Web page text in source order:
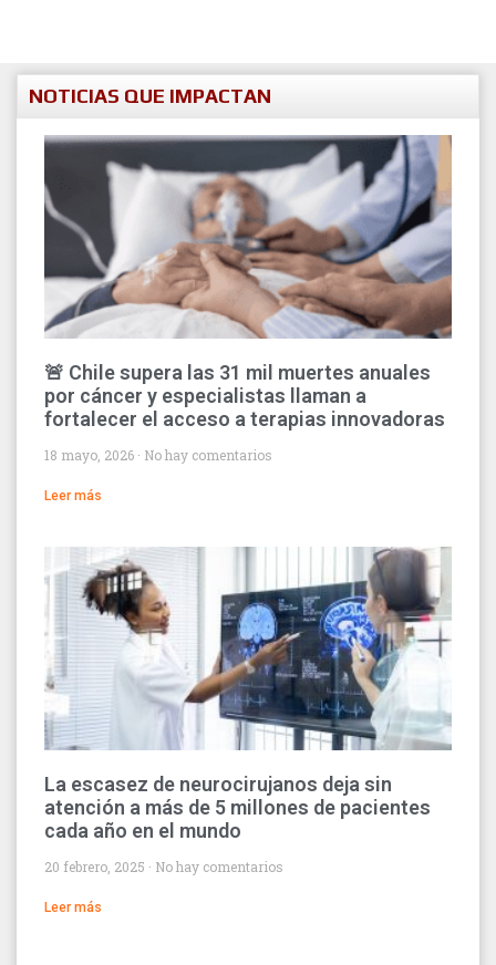
NOTICIAS QUE IMPACTAN
🚨 Chile supera las 31 mil muertes anuales
por cáncer y especialistas llaman a
fortalecer el acceso a terapias innovadoras
18 mayo, 2026 No hay comentarios
Leer más
La escasez de neurocirujanos deja sin
atención a más de 5 millones de pacientes
cada año en el mundo
20 febrero, 2025 No hay comentarios
Leer más